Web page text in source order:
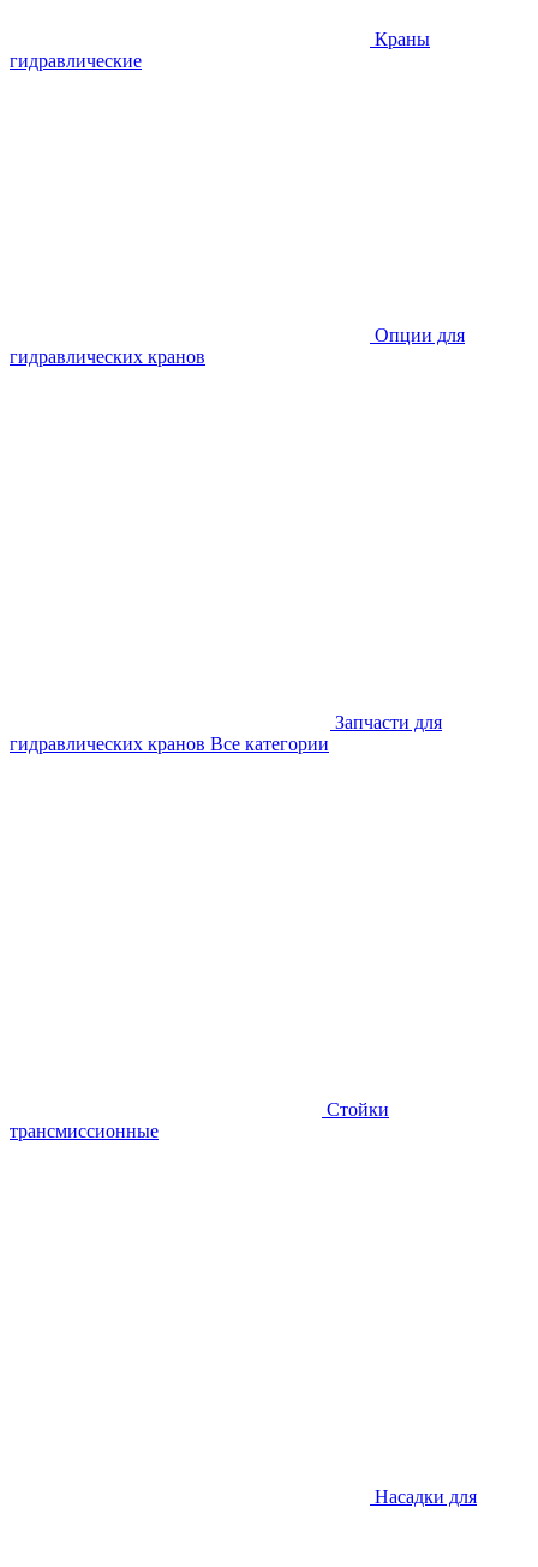
Краны
гидравлические
Опции для
гидравлических кранов
Запчасти для
гидравлических кранов Все категории
Стойки
трансмиссионные
Насадки для